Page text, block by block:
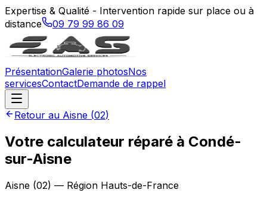
Expertise & Qualité - Intervention rapide sur place ou à
distance
09 79 99 86 09
PrésentationGalerie photosNos
servicesContactDemande de rappel
Retour au Aisne (02)
Votre calculateur réparé à Condé-
sur-Aisne
Aisne (02) — Région Hauts-de-France